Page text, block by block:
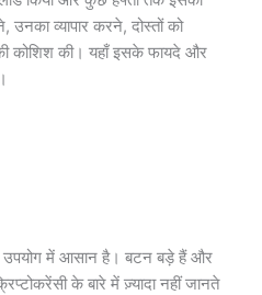
उनका व्यापार करने, दोस्तों को
की। यहाँ इसके फायदे और
में आसान है। बटन बड़े हैं और
के बारे में ज़्यादा नहीं जानते